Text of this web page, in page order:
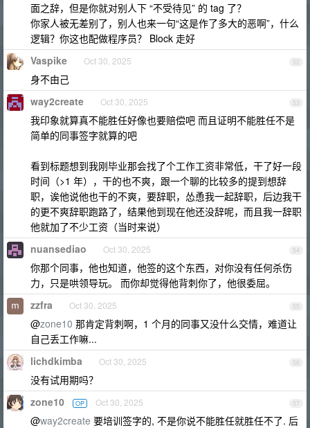
面之辞，但是你就对别人下 “不受待见” 的 tag 了？
你家人被无差别了，别人也来一句“这是作了多大的恶啊”，什么
逻辑？你这也配做程序员？ Block 走好
52
Vaspike Oct 30, 2025
身不由己
53
way2create Oct 30, 2025
我印象就算真不能胜任好像也要赔偿吧 而且证明不能胜任不是
简单的同事签字就算的吧
看到标题想到我刚毕业那会找了个工作工资非常低，干了好一段
时间（>1 年），干的也不爽，跟一个聊的比较多的提到想辞
职，诶他说他也干的不爽，要辞职，怂恿我一起辞职，后边我干
的更不爽辞职跑路了，结果他到现在他还没辞呢，而且我一辞职
他就加了不少工资（当时来说）
54
nuansediao Oct 30, 2025
你那个同事，他也知道，他签的这个东西，对你没有任何杀伤
力，只是哄领导玩。 而你却觉得他背刺你了，他很委屈。
55
zzfra Oct 30, 2025
@zone10 那肯定背刺啊，1 个月的同事又没什么交情，难道让
自己丢工作嘛...
56
lichdkimba Oct 30, 2025
没有试用期吗？
57
zone10 OP Oct 30, 2025
@way2create 要培训签字的, 不是你说不能胜任就胜任不了. 后